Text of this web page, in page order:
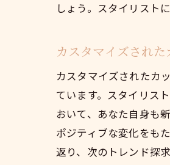
しょう。スタイリスト
カスタマイズされ
カスタマイズされたカ
ています。スタイリス
おいて、あなた自身も
ポジティブな変化をも
返り、次のトレンド探